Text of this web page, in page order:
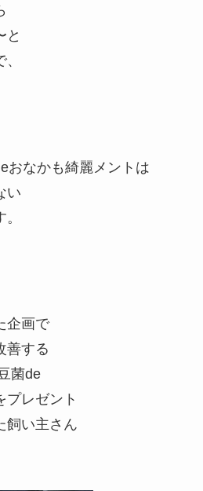
と
おなかも綺麗メントは
い
企画で
善する
菌de
プレゼント
飼い主さん